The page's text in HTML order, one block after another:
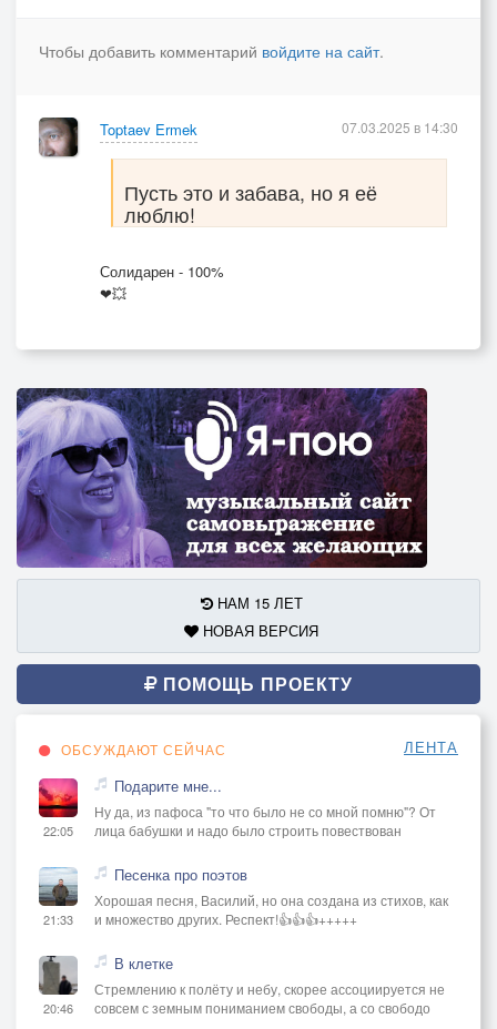
Чтобы добавить комментарий войдите на сайт.
Toptaev Ermek
Пусть это и забава, но я её
люблю!
Солидарен - 100%
❤💥
07.03.2025 в 14:30
НАМ 15 ЛЕТ
НОВАЯ ВЕРСИЯ
ПОМОЩЬ ПРОЕКТУ
ОБСУЖДАЮТ СЕЙЧАС ЛЕНТА
22:05
Подарите мне...
Ну да, из пафоса "то что было не со мной помню"? От
лица бабушки и надо было строить повествован
21:33
Песенка про поэтов
Хорошая песня, Василий, но она создана из стихов, как
и множество других. Респект!👍👍👍+++++
20:46
В клетке
Стремлению к полёту и небу, скорее ассоциируется не
совсем с земным пониманием свободы, а со свободо